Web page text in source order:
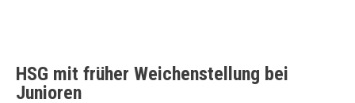
HSG mit früher Weichenstellung bei
Junioren